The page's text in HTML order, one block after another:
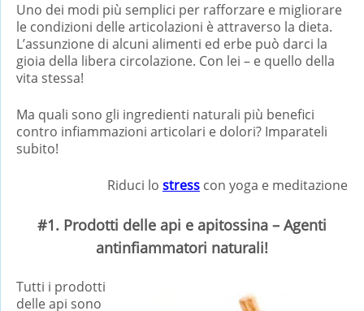
Uno dei modi più semplici per rafforzare e migliorare
le condizioni delle articolazioni è attraverso la dieta.
L’assunzione di alcuni alimenti ed erbe può darci la
gioia della libera circolazione. Con lei – e quello della
vita stessa!
Ma quali sono gli ingredienti naturali più benefici
contro infiammazioni articolari e dolori? Imparateli
subito!
Riduci lo stress con yoga e meditazione
#1. Prodotti delle api e apitossina – Agenti
antinfiammatori naturali!
Tutti i prodotti
delle api sono